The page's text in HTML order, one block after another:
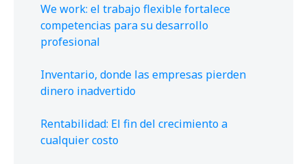
We work: el trabajo flexible fortalece
competencias para su desarrollo
profesional
Inventario, donde las empresas pierden
dinero inadvertido
Rentabilidad: El fin del crecimiento a
cualquier costo